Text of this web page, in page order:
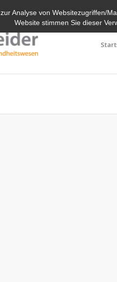
Analyse von Websitezugriffen/
Website stimmen Sie dieser